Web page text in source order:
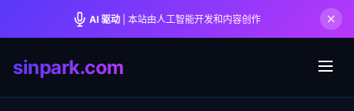
AI 驱动| 本站由人工智能开发和内容创作
sinpark.com